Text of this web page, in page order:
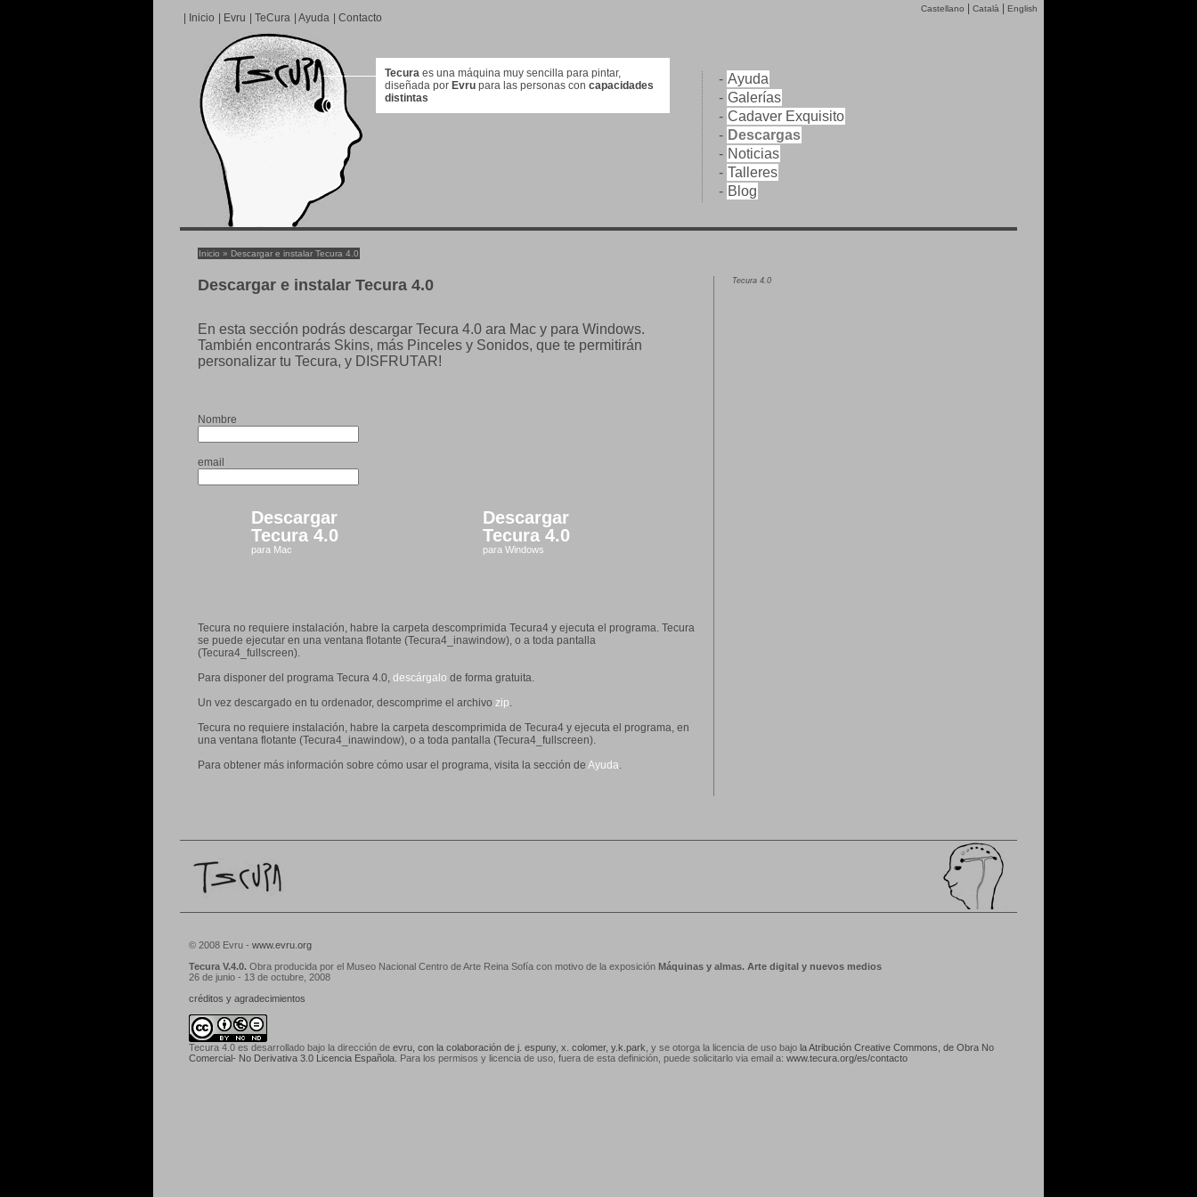
Castellano Català English
Inicio Evru TeCura Ayuda Contacto
Tecura es una máquina muy sencilla para pintar,
diseñada por Evru para las personas con capacidades
distintas
- Ayuda
- Galerías
- Cadaver Exquisito
- Descargas
- Noticias
- Talleres
- Blog
Inicio » Descargar e instalar Tecura 4.0
Descargar e instalar Tecura 4.0
En esta sección podrás descargar Tecura 4.0 ara Mac y para Windows.
También encontrarás Skins, más Pinceles y Sonidos, que te permitirán
personalizar tu Tecura, y DISFRUTAR!
Nombre
email
Descargar
Tecura 4.0
para Mac
Descargar
Tecura 4.0
para Windows
Tecura no requiere instalación, habre la carpeta descomprimida Tecura4 y ejecuta el programa. Tecura
se puede ejecutar en una ventana flotante (Tecura4_inawindow), o a toda pantalla
(Tecura4_fullscreen).
Para disponer del programa Tecura 4.0, descárgalo de forma gratuita.
Un vez descargado en tu ordenador, descomprime el archivo zip.
Tecura no requiere instalación, habre la carpeta descomprimida de Tecura4 y ejecuta el programa, en
una ventana flotante (Tecura4_inawindow), o a toda pantalla (Tecura4_fullscreen).
Para obtener más información sobre cómo usar el programa, visita la sección de Ayuda.
Tecura 4.0
© 2008 Evru - www.evru.org
Tecura V.4.0. Obra producida por el Museo Nacional Centro de Arte Reina Sofía con motivo de la exposición Máquinas y almas. Arte digital y nuevos medios
26 de junio - 13 de octubre, 2008
créditos y agradecimientos
Tecura 4.0 es desarrollado bajo la dirección de evru, con la colaboración de j. espuny, x. colomer, y.k.park , y se otorga la licencia de uso bajo la Atribución Creative Commons, de Obra No
Comercial- No Derivativa 3.0 Licencia Española . Para los permisos y licencia de uso, fuera de esta definición, puede solicitarlo via email a: www.tecura.org/es/contacto